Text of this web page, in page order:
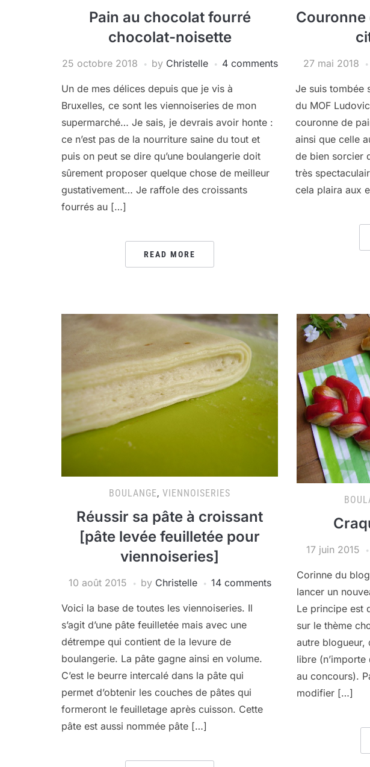
Pain au chocolat fourré
chocolat-noisette
25 octobre 2018 by Christelle 4 comments
Un de mes délices depuis que je vis à
Bruxelles, ce sont les viennoiseries de mon
supermarché… Je sais, je devrais avoir honte :
ce n’est pas de la nourriture saine du tout et
puis on peut se dire qu’une boulangerie doit
sûrement proposer quelque chose de meilleur
gustativement… Je raffole des croissants
fourrés au […]
READ MORE
Couronne
27 mai 2018
Je suis tombée
du MOF
couronne de
ainsi que celle
de bien sorcier
très
cela plaira aux
BOULANGE, VIENNOISERIES
Réussir sa pâte à croissant
[pâte levée feuilletée pour
viennoiseries]
10 août 2015 by Christelle 14 comments
Voici la base de toutes les viennoiseries. Il
s’agit d’une pâte feuilletée mais avec une
détrempe qui contient de la levure de
boulangerie. La pâte gagne ainsi en volume.
C’est le beurre intercalé dans la pâte qui
permet d’obtenir les couches de pâtes qui
formeront le feuilletage après cuisson. Cette
pâte est aussi nommée pâte […]
17 juin 2015
Corinne du
lancer un
Le principe est
sur le thème
autre blogueur,
libre
au concours).
modifier […]